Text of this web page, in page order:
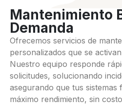
Mantenimiento
Demanda
Ofrecemos servicios de
personalizados que se
Nuestro equipo responde
solicitudes, solucionando
asegurando que tus sistemas
máximo rendimiento, sin